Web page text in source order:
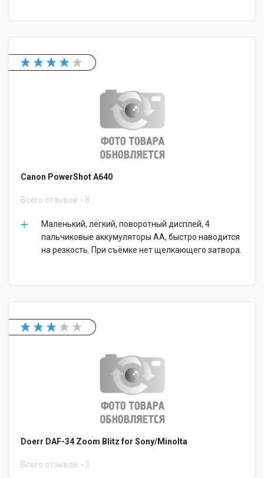
Canon PowerShot A640
Всего отзывов 8
Маленький, лёгкий, поворотный дисплей, 4
пальчиковые аккумуляторы АА, быстро наводится
на резкость. При съёмке нет щелкающего затвора.
Doerr DAF-34 Zoom Blitz for Sony/Minolta
Всего отзывов 3